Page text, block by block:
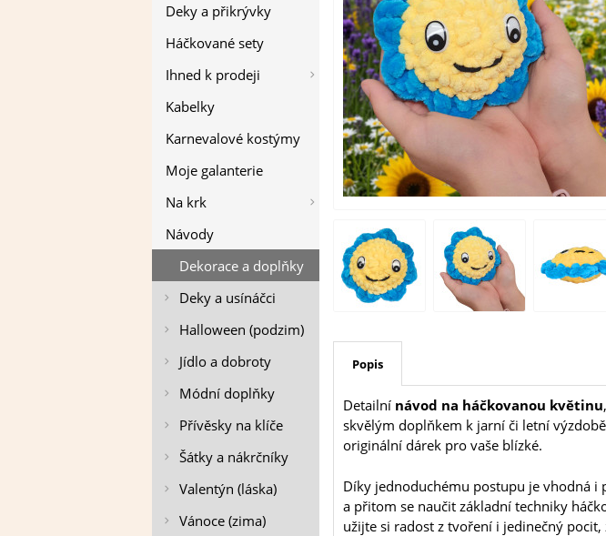
Deky a přikrývky
Háčkované sety
Ihned k prodeji
Kabelky
Karnevalové kostýmy
Moje galanterie
Na krk
Návody
Dekorace a doplňky
Deky a usínáčci
Halloween (podzim)
Jídlo a dobroty
Módní doplňky
Přívěsky na klíče
Šátky a nákrčníky
Valentýn (láska)
Vánoce (zima)
Popis
Detailní návod na háčkovanou květinu
skvělým doplňkem k jarní či letní
originální dárek pro vaše blízké.
Díky jednoduchému postupu je vhodná i
a přitom se naučit základní techniky
užijte si radost z tvoření i jedinečný